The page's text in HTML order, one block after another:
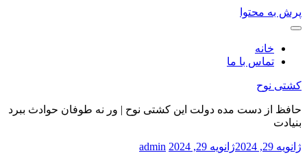
پرش به محتوا
خانه
تماس با ما
کشتی نوح
حافظ از دست مده دولت این کشتی نوح | ور نه طوفان حوادث ببرد
بنیادت
ژانویه 29, 2024 ژانویه 29, 2024 admin